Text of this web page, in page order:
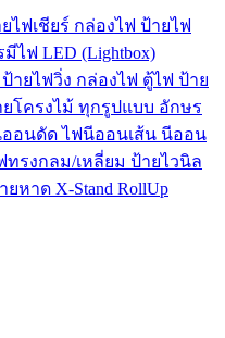
ไฟเชียร์ กล่องไฟ ป้ายไฟ
ไฟ LED (Lightbox)
ยไฟวิ่ง กล่องไฟ ตู้ไฟ ป้าย
โครงไม้ ทุกรูปแบบ อักษร
อนดัด ไฟนีออนเส้น นีออน
ทรงกลม/เหลี่ยม ป้ายไวนิล
หาด X-Stand RollUp